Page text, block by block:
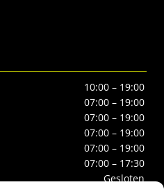
10:00 – 19:00
07:00 – 19:00
07:00 – 19:00
07:00 – 19:00
07:00 – 19:00
07:00 – 17:30
Gesloten